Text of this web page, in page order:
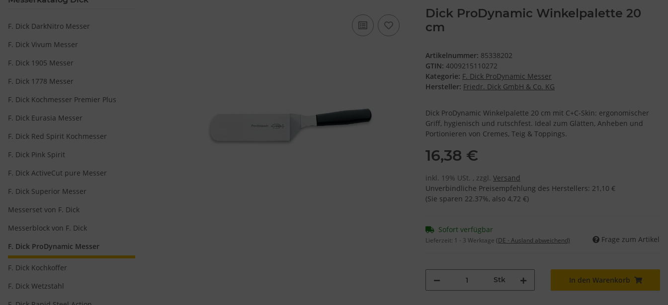
Dick ProDynamic Winkelpalette 20
cm
Artikelnummer: 85338202
GTIN: 4009215110272
Kategorie: F. Dick ProDynamic Messer
Hersteller: Friedr. Dick GmbH & Co. KG
Dick ProDynamic Winkelpalette 20 cm mit C+C-Skin: ergonomischer
Griff, hygienisch und rutschfest. Ideal zum Glätten, Anheben und
Portionieren von Cremes, Teig & Toppings.
16,38 €
inkl. 19% USt. , zzgl. Versand
Unverbindliche Preisempfehlung des Herstellers: 21,10 €
(Sie sparen 22.37%, also 4,72 €)
Sofort verfügbar
Lieferzeit: 1 - 3 Werktage (DE - Ausland abweichend) Frage zum Artikel
Stk In den Warenkorb
F. Dick DarkNitro Messer
F. Dick Vivum Messer
F. Dick 1905 Messer
F. Dick 1778 Messer
F. Dick Kochmesser Premier Plus
F. Dick Eurasia Messer
F. Dick Red Spirit Kochmesser
F. Dick Pink Spirit
F. Dick ActiveCut pure Messer
F. Dick Superior Messer
Messerset von F. Dick
Messerblock von F. Dick
F. Dick ProDynamic Messer
F. Dick Kochkoffer
F. Dick Wetzstahl